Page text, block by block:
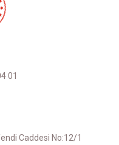
01
Caddesi No:12/1